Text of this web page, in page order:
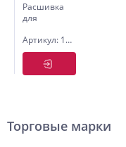
Расшивка
для
швов, 10
мм, дерев.
ручка
Артикул: 1070114
Торговые марки